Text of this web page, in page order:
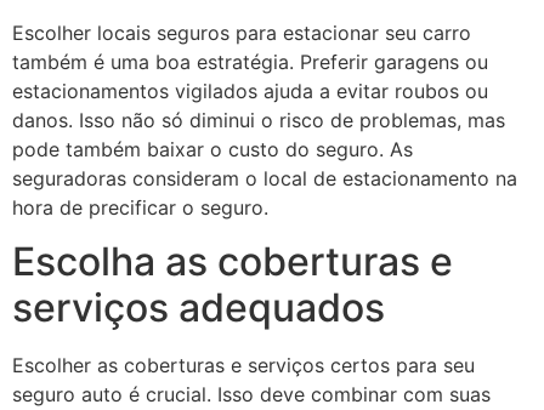
Escolher locais seguros para estacionar seu carro
também é uma boa estratégia. Preferir garagens ou
estacionamentos vigilados ajuda a evitar roubos ou
danos. Isso não só diminui o risco de problemas, mas
pode também baixar o custo do seguro. As
seguradoras consideram o local de estacionamento na
hora de precificar o seguro.
Escolha as coberturas e
serviços adequados
Escolher as coberturas e serviços certos para seu
seguro auto é crucial. Isso deve combinar com suas